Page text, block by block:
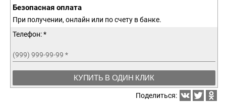
Безопасная оплата
При получении, онлайн или по счету в банке.
Телефон: *
(999) 999-99-99 *
КУПИТЬ В ОДИН КЛИК
Поделиться: